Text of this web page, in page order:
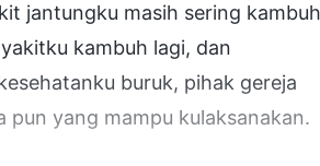
jantungku masih sering
kambuh lagi, dan
buruk, pihak gereja
yang mampu kulaksanakan.